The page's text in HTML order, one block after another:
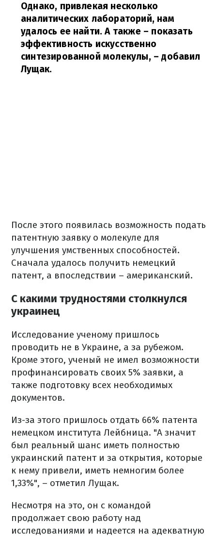
Однако, привлекая несколько
аналитических лабораторий, нам
удалось ее найти. А также – показать
эффективность искусственно
синтезированной молекулы, – добавил
Лущак.
После этого появилась возможность подать
патентную заявку о молекуле для
улучшения умственных способностей.
Сначала удалось получить немецкий
патент, а впоследствии – американский.
С какими трудностями столкнулся
украинец
Исследование ученому пришлось
проводить не в Украине, а за рубежом.
Кроме этого, ученый не имел возможности
профинансировать своих 5% заявки, а
также подготовку всех необходимых
документов.
Из-за этого пришлось отдать 66% патента
немецком института Лейбница. "А значит
был реальный шанс иметь полностью
украинский патент и за открытия, которые
к нему привели, иметь немногим более
1,33%", – отметил Лущак.
Несмотря на это, он с командой
продолжает свою работу над
исследованиями и надеется на адекватную